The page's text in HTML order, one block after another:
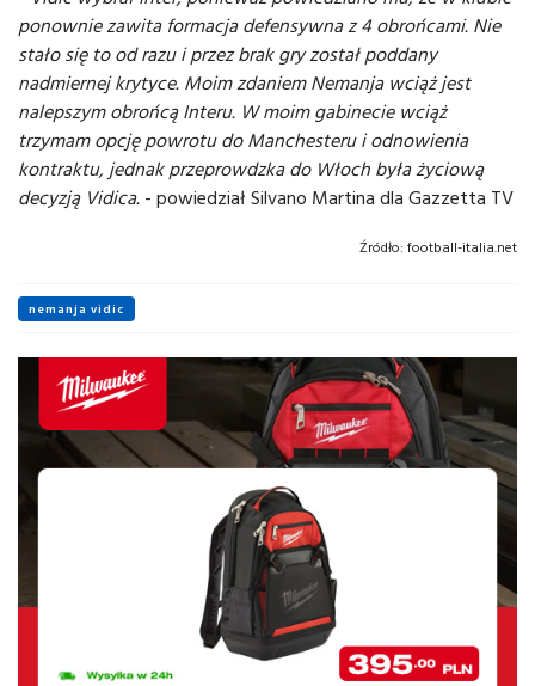
ponownie zawita formacja defensywna z 4 obrońcami. Nie
stało się to od razu i przez brak gry został poddany
nadmiernej krytyce. Moim zdaniem Nemanja wciąż jest
nalepszym obrońcą Interu. W moim gabinecie wciąż
trzymam opcję powrotu do Manchesteru i odnowienia
kontraktu, jednak przeprowdzka do Włoch była życiową
decyzją Vidica. - powiedział Silvano Martina dla Gazzetta TV
Źródło: football-italia.net
nemanja vidic